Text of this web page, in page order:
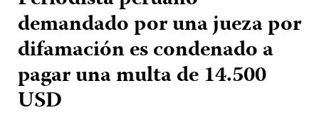
demandado por una jueza por
difamación es condenado a
pagar una multa de 14.500
USD